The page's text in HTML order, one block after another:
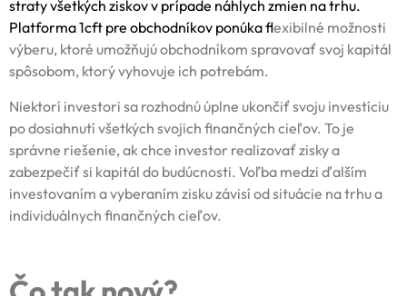
straty všetkých ziskov v prípade náhlych zmien na trhu.
Platforma 1cft pre obchodníkov ponúka flexibilné možnosti
výberu, ktoré umožňujú obchodníkom spravovať svoj kapitál
spôsobom, ktorý vyhovuje ich potrebám.
Niektorí investori sa rozhodnú úplne ukončiť svoju investíciu
po dosiahnutí všetkých svojich finančných cieľov. To je
správne riešenie, ak chce investor realizovať zisky a
zabezpečiť si kapitál do budúcnosti. Voľba medzi ďalším
investovaním a vyberaním zisku závisí od situácie na trhu a
individuálnych finančných cieľov.